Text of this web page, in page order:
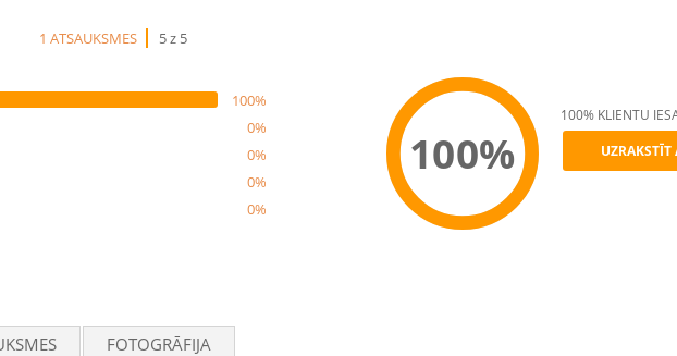
1 ATSAUKSMES 5 z 5
100%
0%
0%
0%
0%
100%
100% KLIENTU
UZRAKSTĪT
FOTOGRĀFIJA